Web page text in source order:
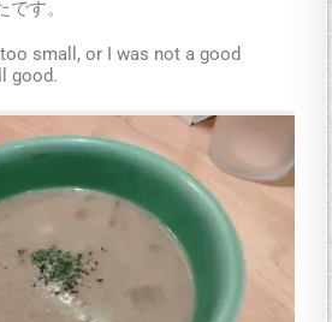
す。
small, or I was not a good
good.